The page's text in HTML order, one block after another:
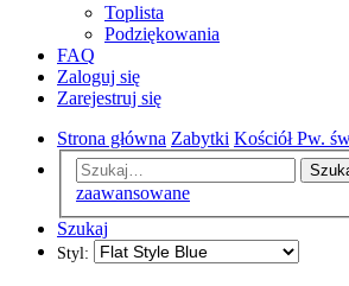
Toplista
Podziękowania
FAQ
Zaloguj się
Zarejestruj się
Strona główna Zabytki Kościół Pw.
zaawansowane
Szukaj
Styl: